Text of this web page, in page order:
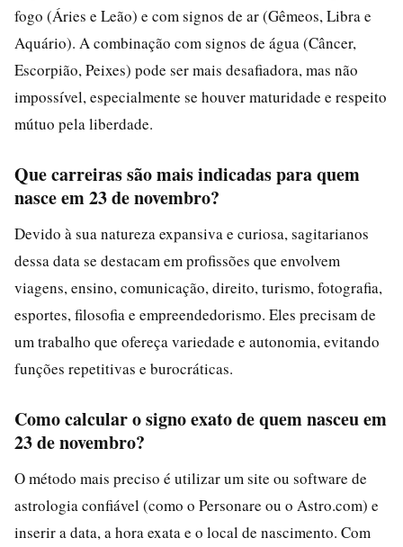
fogo (Áries e Leão) e com signos de ar (Gêmeos, Libra e
Aquário). A combinação com signos de água (Câncer,
Escorpião, Peixes) pode ser mais desafiadora, mas não
impossível, especialmente se houver maturidade e respeito
mútuo pela liberdade.
Que carreiras são mais indicadas para quem
nasce em 23 de novembro?
Devido à sua natureza expansiva e curiosa, sagitarianos
dessa data se destacam em profissões que envolvem
viagens, ensino, comunicação, direito, turismo, fotografia,
esportes, filosofia e empreendedorismo. Eles precisam de
um trabalho que ofereça variedade e autonomia, evitando
funções repetitivas e burocráticas.
Como calcular o signo exato de quem nasceu em
23 de novembro?
O método mais preciso é utilizar um site ou software de
astrologia confiável (como o Personare ou o Astro.com) e
inserir a data, a hora exata e o local de nascimento. Com